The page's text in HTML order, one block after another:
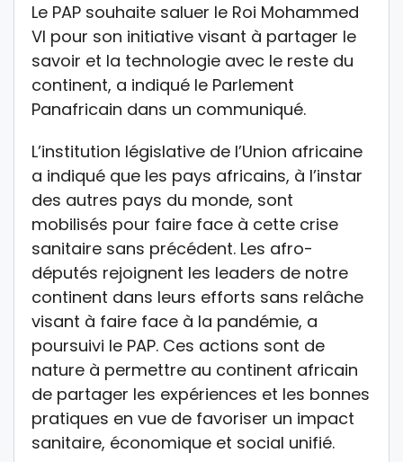
Le PAP souhaite saluer le Roi Mohammed
VI pour son initiative visant à partager le
savoir et la technologie avec le reste du
continent, a indiqué le Parlement
Panafricain dans un communiqué.
L’institution législative de l’Union africaine
a indiqué que les pays africains, à l’instar
des autres pays du monde, sont
mobilisés pour faire face à cette crise
sanitaire sans précédent. Les afro-
députés rejoignent les leaders de notre
continent dans leurs efforts sans relâche
visant à faire face à la pandémie, a
poursuivi le PAP. Ces actions sont de
nature à permettre au continent africain
de partager les expériences et les bonnes
pratiques en vue de favoriser un impact
sanitaire, économique et social unifié.